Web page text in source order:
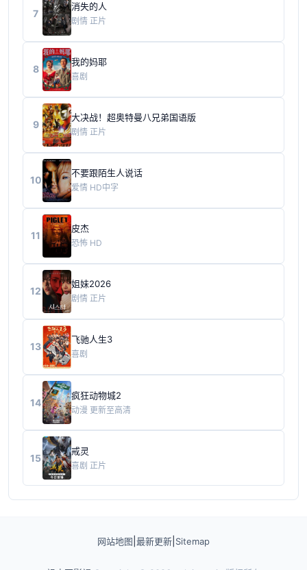
7
消失的人
剧情 正片
8
我的妈耶
喜剧
9
大决战！超奥特曼八兄弟国语版
剧情 正片
10
不要跟陌生人说话
爱情 HD中字
11
皮杰
恐怖 HD
12
姐妹2026
剧情 正片
13
飞驰人生3
喜剧
14
疯狂动物城2
动漫 更新至高清
15
戒灵
喜剧 正片
网站地图 最新更新 Sitemap